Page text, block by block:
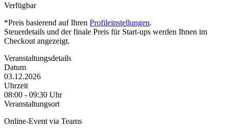
Verfügbar
*Preis basierend auf Ihren Profileinstellungen.
Steuerdetails und der finale Preis für Start-ups werden Ihnen im
Checkout angezeigt.
Veranstaltungsdetails
Datum
03.12.2026
Uhrzeit
08:00 - 09:30 Uhr
Veranstaltungsort
Online-Event via Teams